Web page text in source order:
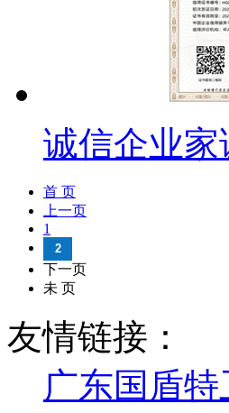
诚信企业家
首 页
上一页
1
2
下一页
未 页
友情链接：
广东国盾